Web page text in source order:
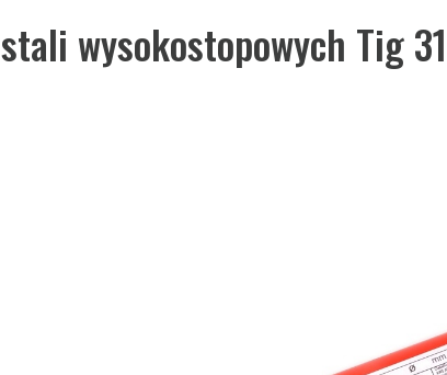
wysokostopowych Tig